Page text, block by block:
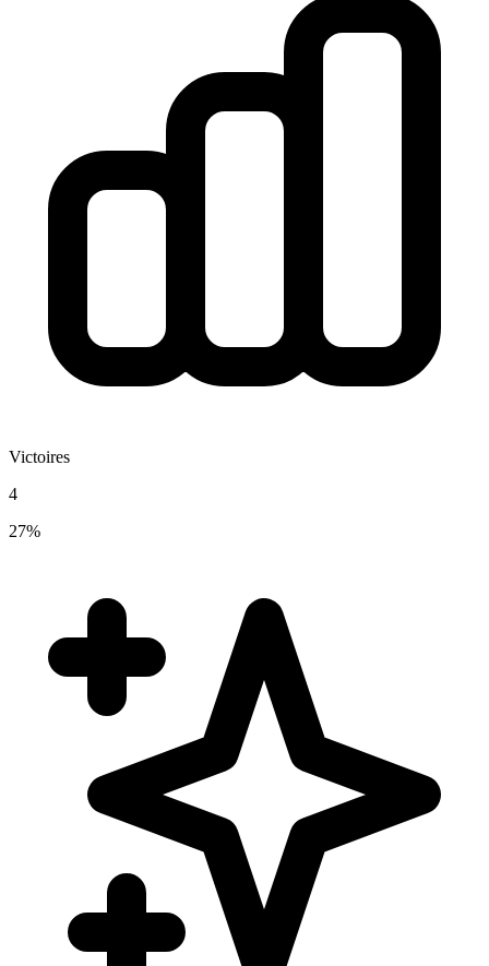
Victoires
4
27%